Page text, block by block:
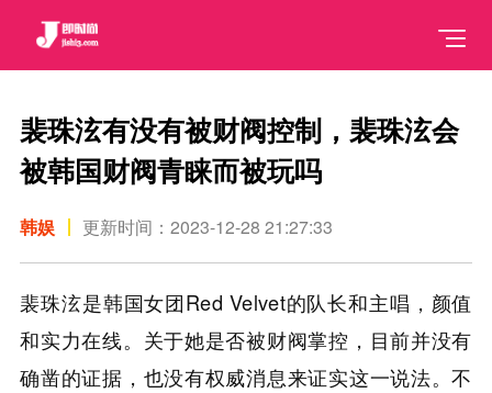
裴珠泫有没有被财阀控制，裴珠泫会
被韩国财阀青睐而被玩吗
韩娱 更新时间：2023-12-28 21:27:33
裴珠泫是韩国女团Red Velvet的队长和主唱，颜值
和实力在线。关于她是否被财阀掌控，目前并没有
确凿的证据，也没有权威消息来证实这一说法。不